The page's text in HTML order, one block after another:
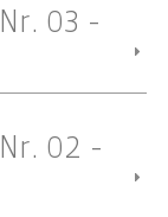
03 -
02 -